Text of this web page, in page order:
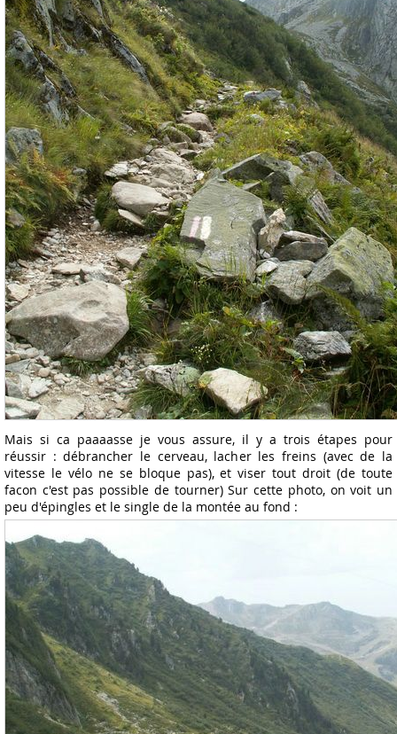
Mais si ca paaaasse je vous assure, il y a trois étapes pour
réussir : débrancher le cerveau, lacher les freins (avec de la
vitesse le vélo ne se bloque pas), et viser tout droit (de toute
facon c'est pas possible de tourner) Sur cette photo, on voit un
peu d'épingles et le single de la montée au fond :